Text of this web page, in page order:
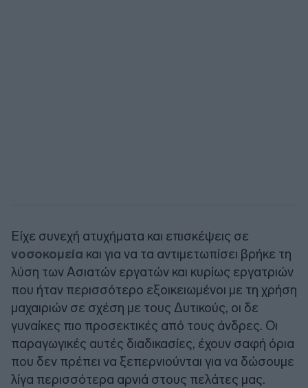
Είχε συνεχή ατυχήματα και επισκέψεις σε
νοσοκομεία και για να τα αντιμετωπίσει βρήκε τη
λύση των Ασιατών εργατών και κυρίως εργατριών
που ήταν περισσότερο εξοικειωμένοι με τη χρήση
μαχαιριών σε σχέση με τους Δυτικούς, οι δε
γυναίκες πιο προσεκτικές από τους άνδρες. Οι
παραγωγικές αυτές διαδικασίες, έχουν σαφή όρια
που δεν πρέπει να ξεπερνιούνται για να δώσουμε
λίγα περισσότερα αρνιά στους πελάτες μας.